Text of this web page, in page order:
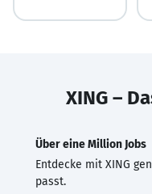
XING –
Über eine Million Jobs
Entdecke mit XING
passt.